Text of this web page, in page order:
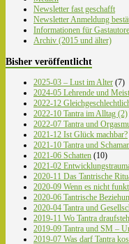
Newsletter fast geschafft
Newsletter Anmeldung
Informationen für
Archiv (2015 und älter)
Bisher veröffentlicht
2025-03 – Lust im Alter (7)
2024-05 Lehrende und
2022-12
2022-10 Tantra im Alltag (2)
2022-07 Tantra und
2021-12 Ist Glück machbar?
2021-10 Tantra und
2021-06 Schatten (10)
2021-02
2020-11 Das Tantrische
2020-09 Wenn es nicht
2020-06 Tantrische
2020-04 Tantra und
2019-11 Wo Tantra
2019-09 Tantra und SM –
2019-07 Was darf Tantra